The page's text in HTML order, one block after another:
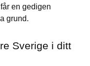
en gedigen
grund.
Sverige i ditt